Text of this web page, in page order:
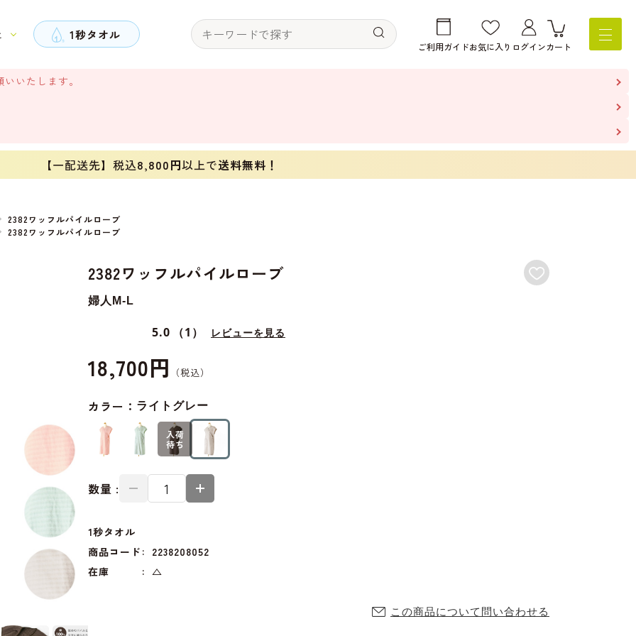
1秒タオル
ご利用ガイドお気に入り ログインカート
いたします。
【一配送先】税込8,800円以上で送料無料！
2382ワッフルパイルローブ
2382ワッフルパイルローブ
2382ワッフルパイルローブ
婦人M-L
5.0 （1） レビューを見る
18,700円
カラー： ライトグレー
入荷
待ち
数量 :
1秒タオル
商品コード
2238208052
在庫
△
この商品について問い合わせる